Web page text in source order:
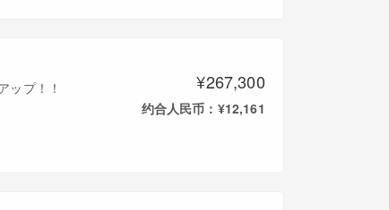
ップ！！
¥267,300
约合人民币：¥12,161